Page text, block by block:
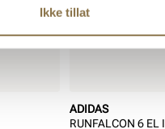
Ikke tillat
ADIDAS
RUNFALCON 6 EL I